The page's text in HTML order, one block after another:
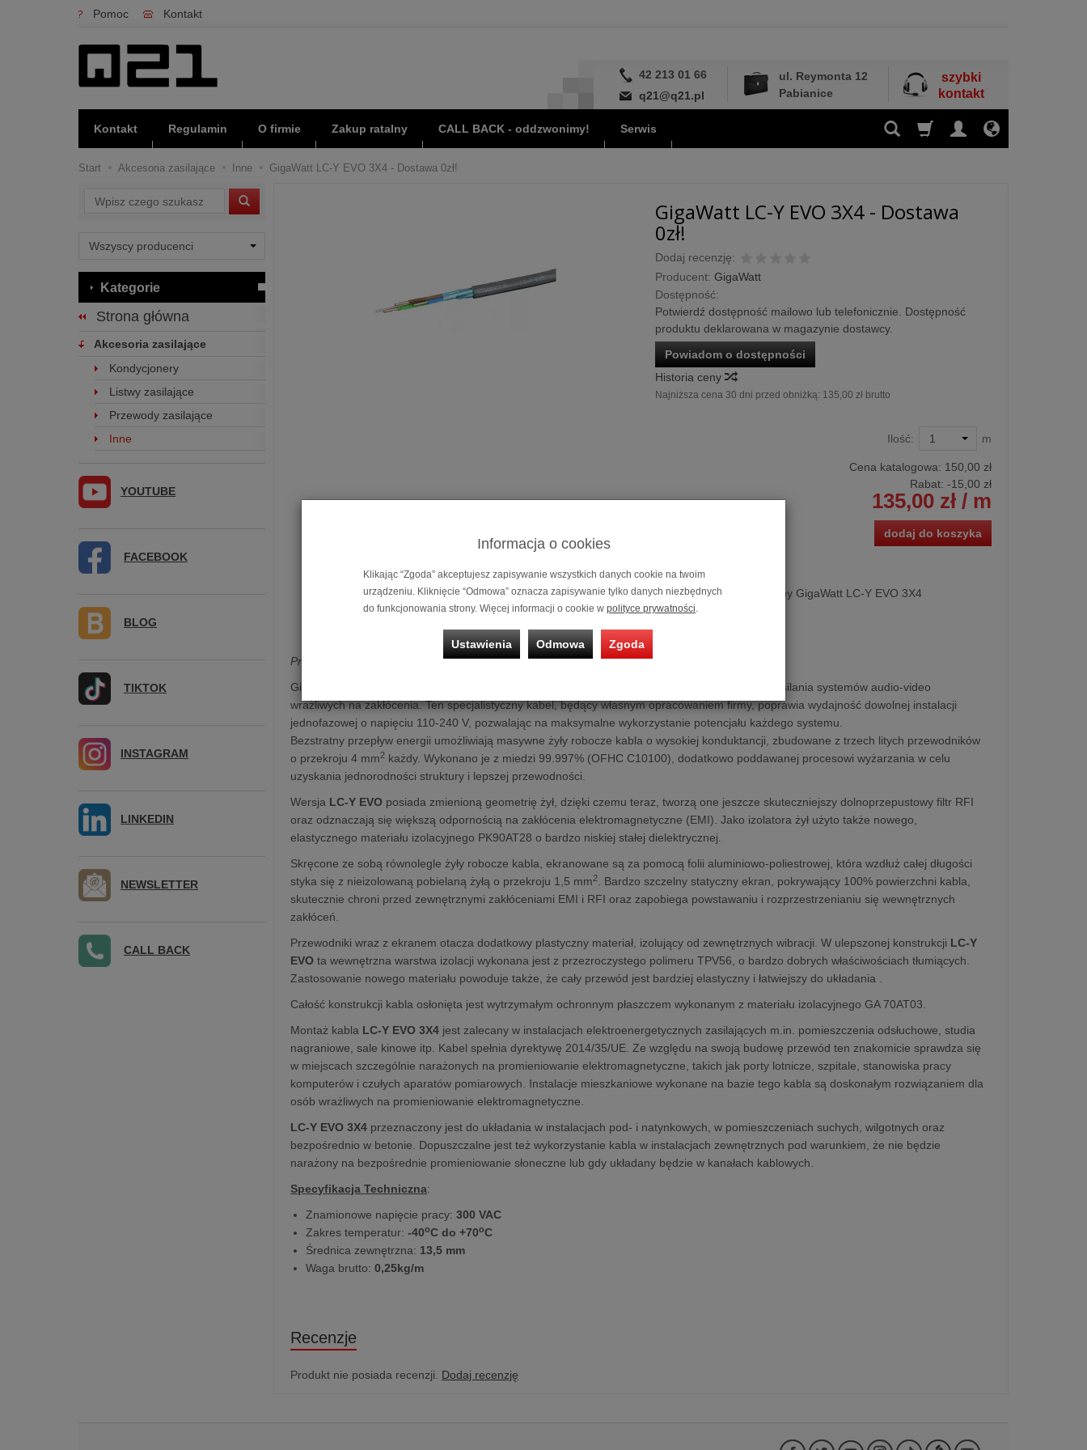
Pomoc Kontakt
42 213 01 66
q21@q21.pl
ul. Reymonta 12
Pabianice
szybki
kontakt
Kontakt Regulamin O firmie Zakup ratalny CALL BACK - oddzwonimy! Serwis
Start Akcesoria zasilające Inne GigaWatt LC-Y EVO 3X4 - Dostawa 0zł!
GigaWatt LC-Y EVO 3X4 - Dostawa
0zł!
Dodaj recenzję:
Producent: GigaWatt
Dostępność:
Potwierdź dostępność mailowo lub telefonicznie. Dostępność
produktu deklarowana w magazynie dostawcy.
Powiadom o dostępności
Historia ceny
Najniższa cena 30 dni przed obniżką: 135,00 zł brutto
Ilość: m
Cena katalogowa: 150,00 zł
Rabat: -15,00 zł
135,00 zł/ m
dodaj do koszyka
Prądowy kabel instalacyjny GigaWatt LC-Y EVO 3X4
Prądowy kabel instalacyjny GigaWatt LC-Y EVO 3X4
GigaWatt
to ekranowany kabel instalacyjny nowej generacji, przeznaczony do zasilania systemów audio-video
wrażliwych na zakłócenia. Ten specjalistyczny kabel, będący własnym opracowaniem firmy, poprawia wydajność dowolnej instalacji
jednofazowej o napięciu 110-240 V, pozwalając na maksymalne wykorzystanie potencjału każdego systemu.
Bezstratny przepływ energii umożliwiają masywne żyły robocze kabla o wysokiej konduktancji, zbudowane z trzech litych przewodników
o przekroju 4 mm2 każdy. Wykonano je z miedzi 99.997% (OFHC C10100), dodatkowo poddawanej procesowi wyżarzania w celu
uzyskania jednorodności struktury i lepszej przewodności.
Wersja LC-Y EVO posiada zmienioną geometrię żył, dzięki czemu teraz, tworzą one jeszcze skuteczniejszy dolnoprzepustowy filtr RFI
oraz odznaczają się większą odpornością na zakłócenia elektromagnetyczne (EMI). Jako izolatora żył użyto także nowego,
elastycznego materiału izolacyjnego PK90AT28 o bardzo niskiej stałej dielektrycznej.
Skręcone ze sobą równolegle żyły robocze kabla, ekranowane są za pomocą folii aluminiowo-poliestrowej, która wzdłuż całej długości
styka się z nieizolowaną pobielaną żyłą o przekroju 1,5 mm2
. Bardzo szczelny statyczny ekran, pokrywający 100% powierzchni kabla,
skutecznie chroni przed zewnętrznymi zakłóceniami EMI i RFI oraz zapobiega powstawaniu i rozprzestrzenianiu się wewnętrznych
zakłóceń.
Przewodniki wraz z ekranem otacza dodatkowy plastyczny materiał, izolujący od zewnętrznych wibracji. W ulepszonej konstrukcji LC-Y
EVO ta wewnętrzna warstwa izolacji wykonana jest z przezroczystego polimeru TPV56, o bardzo dobrych właściwościach tłumiących.
Zastosowanie nowego materiału powoduje także, że cały przewód jest bardziej elastyczny i łatwiejszy do układania .
Całość konstrukcji kabla osłonięta jest wytrzymałym ochronnym płaszczem wykonanym z materiału izolacyjnego GA 70AT03.
Montaż kabla LC-Y EVO 3X4 jest zalecany w instalacjach elektroenergetycznych zasilających m.in. pomieszczenia odsłuchowe, studia
nagraniowe, sale kinowe itp. Kabel spełnia dyrektywę 2014/35/UE. Ze względu na swoją budowę przewód ten znakomicie sprawdza się
w miejscach szczególnie narażonych na promieniowanie elektromagnetyczne, takich jak porty lotnicze, szpitale, stanowiska pracy
komputerów i czułych aparatów pomiarowych. Instalacje mieszkaniowe wykonane na bazie tego kabla są doskonałym rozwiązaniem dla
osób wrażliwych na promieniowanie elektromagnetyczne.
LC-Y EVO 3X4 przeznaczony jest do układania w instalacjach pod- i natynkowych, w pomieszczeniach suchych, wilgotnych oraz
bezpośrednio w betonie. Dopuszczalne jest też wykorzystanie kabla w instalacjach zewnętrznych pod warunkiem, że nie będzie
narażony na bezpośrednie promieniowanie słoneczne lub gdy układany będzie w kanałach kablowych.
Specyfikacja Techniczna:
Znamionowe napięcie pracy:300 VAC
Zakres temperatur:-40oC do +70oC
Średnica zewnętrzna: 13,5 mm
Waga brutto:0,25kg/m
Recenzje
Produkt nie posiada recenzji. Dodaj recenzję
Wyszukaj
Kategorie
Strona główna
Akcesoria zasilające
Kondycjonery
Listwy zasilające
Przewody zasilające
Inne
YOUTUBE
FACEBOOK
BLOG
TIKTOK
INSTAGRAM
LINKEDIN
NEWSLETTER
CALL BACK
Informacja o cookies
Klikając “Zgoda” akceptujesz zapisywanie wszystkich danych cookie na twoim
urządzeniu. Kliknięcie “Odmowa” oznacza zapisywanie tylko danych niezbędnych
do funkcjonowania strony. Więcej informacji o cookie w polityce prywatności
Ustawienia Odmowa Zgoda